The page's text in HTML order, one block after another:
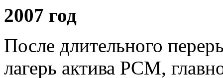
2007 год
После длительного
лагерь актива РСМ,